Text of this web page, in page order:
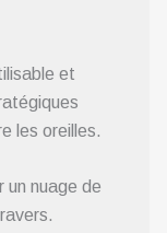
et
les oreilles.
un nuage de